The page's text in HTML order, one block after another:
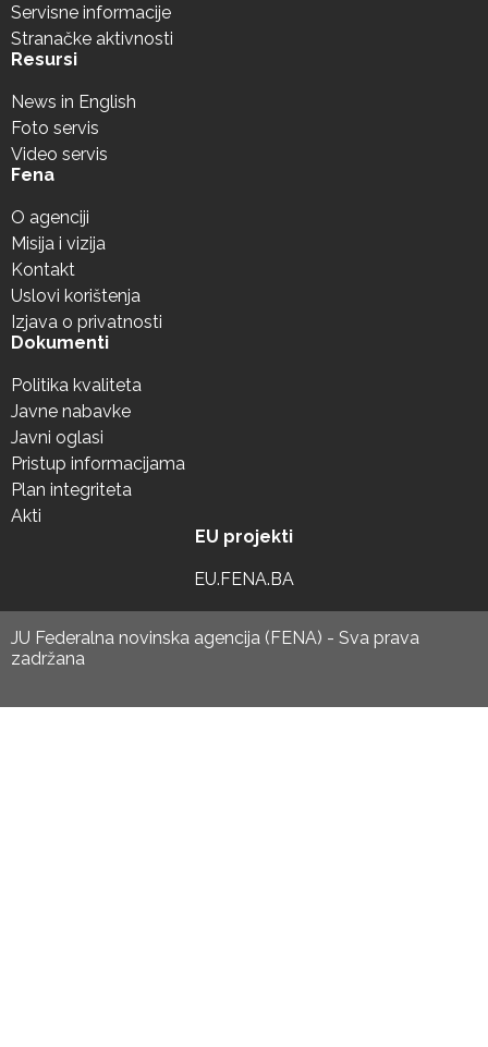
Servisne informacije
Stranačke aktivnosti
Resursi
News in English
Foto servis
Video servis
Fena
O agenciji
Misija i vizija
Kontakt
Uslovi korištenja
Izjava o privatnosti
Dokumenti
Politika kvaliteta
Javne nabavke
Javni oglasi
Pristup informacijama
Plan integriteta
Akti
EU projekti
EU.FENA.BA
JU Federalna novinska agencija (FENA) - Sva prava
zadržana